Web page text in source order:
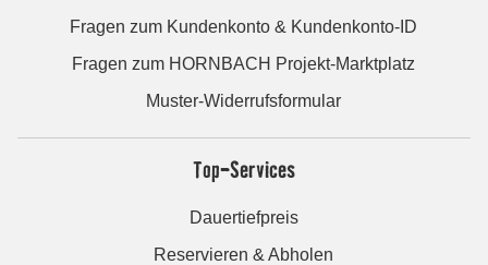
Fragen zum Kundenkonto & Kundenkonto-ID
Fragen zum HORNBACH Projekt-Marktplatz
Muster-Widerrufsformular
Top-Services
Dauertiefpreis
Reservieren & Abholen